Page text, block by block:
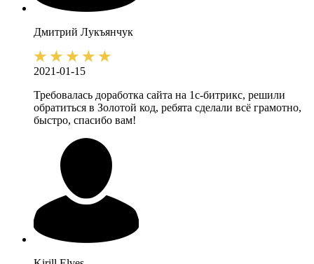
Дмитрий Лукъянчук
2021-01-15
Требовалась доработка сайта на 1с-битрикс, решили
обратиться в Золотой код, ребята сделали всё грамотно,
быстро, спасибо вам!